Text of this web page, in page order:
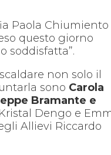
Paola Chiumiento
questo giorno
soddisfatta”.
non solo il
sono Carola
Bramante e
Dengo e
Allievi Riccardo